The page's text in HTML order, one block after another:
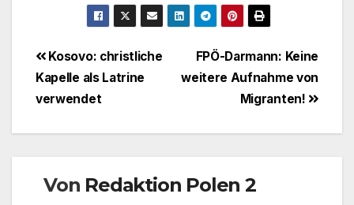
Beitragsnavigation
FPÖ-Darmann: Keine
weitere Aufnahme von
Migranten!
Kosovo: christliche
Kapelle als Latrine
verwendet
Von Redaktion Polen 2